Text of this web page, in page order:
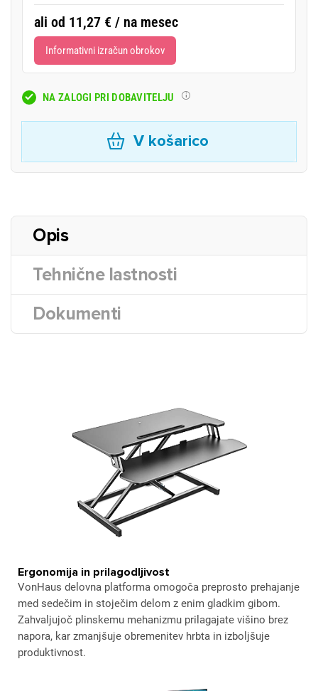
ali od 11,27 € / na mesec
Informativni izračun obrokov
NA ZALOGI PRI DOBAVITELJU
V košarico
Opis
Tehnične lastnosti
Dokumenti
Ergonomija in prilagodljivost
VonHaus delovna platforma omogoča preprosto prehajanje
med sedečim in stoječim delom z enim gladkim gibom.
Zahvaljujoč plinskemu mehanizmu prilagajate višino brez
napora, kar zmanjšuje obremenitev hrbta in izboljšuje
produktivnost.